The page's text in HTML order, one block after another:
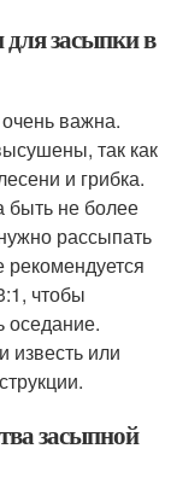
засыпки в
важна.
так как
и грибка.
быть не более
рассыпать
чтобы
оседание.
известь или
засыпной